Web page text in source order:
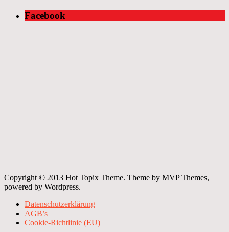
Facebook
Copyright © 2013 Hot Topix Theme. Theme by MVP Themes,
powered by Wordpress.
Datenschutzerklärung
AGB’s
Cookie-Richtlinie (EU)